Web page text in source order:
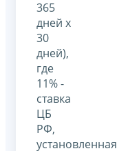
365
дней x
30
дней),
где
11% -
ставка
ЦБ
РФ,
установленная